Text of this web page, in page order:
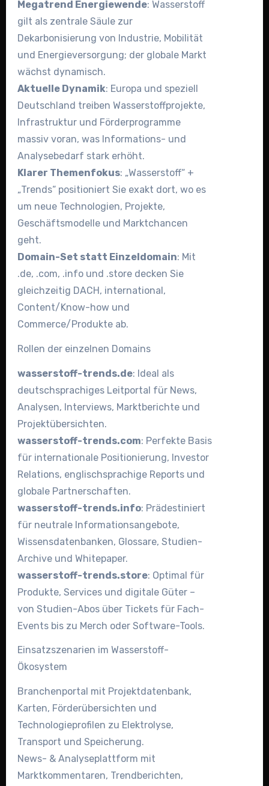
Megatrend Energiewende: Wasserstoff
gilt als zentrale Säule zur
Dekarbonisierung von Industrie, Mobilität
und Energieversorgung; der globale Markt
wächst dynamisch.
Aktuelle Dynamik: Europa und speziell
Deutschland treiben Wasserstoffprojekte,
Infrastruktur und Förderprogramme
massiv voran, was Informations- und
Analysebedarf stark erhöht.
Klarer Themenfokus: „Wasserstoff“ +
„Trends“ positioniert Sie exakt dort, wo es
um neue Technologien, Projekte,
Geschäftsmodelle und Marktchancen
geht.
Domain-Set statt Einzeldomain: Mit
.de, .com, .info und .store decken Sie
gleichzeitig DACH, international,
Content/Know-how und
Commerce/Produkte ab.
Rollen der einzelnen Domains
wasserstoff-trends.de: Ideal als
deutschsprachiges Leitportal für News,
Analysen, Interviews, Marktberichte und
Projektübersichten.
wasserstoff-trends.com: Perfekte Basis
für internationale Positionierung, Investor
Relations, englischsprachige Reports und
globale Partnerschaften.
wasserstoff-trends.info: Prädestiniert
für neutrale Informationsangebote,
Wissensdatenbanken, Glossare, Studien-
Archive und Whitepaper.
wasserstoff-trends.store: Optimal für
Produkte, Services und digitale Güter –
von Studien-Abos über Tickets für Fach-
Events bis zu Merch oder Software-Tools.
Einsatzszenarien im Wasserstoff-
Ökosystem
Branchenportal mit Projektdatenbank,
Karten, Förderübersichten und
Technologieprofilen zu Elektrolyse,
Transport und Speicherung.
News- & Analyseplattform mit
Marktkommentaren, Trendberichten,